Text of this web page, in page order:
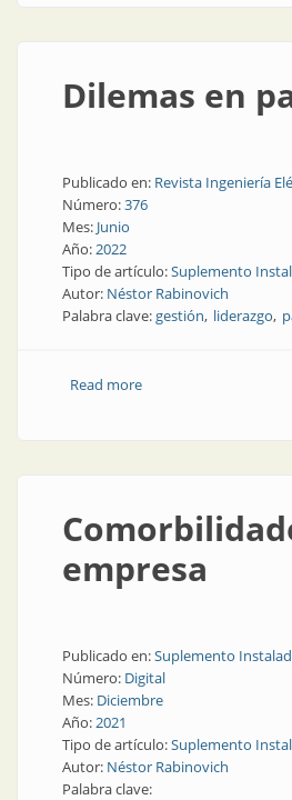
Dilemas en
Publicado en: Revista Ingeniería
Número:376
Mes: Junio
Año:2022
Tipo de artículo:Suplemento
Autor: Néstor Rabinovich
Palabra clave:gestión liderazgo
Read moreabout Dilemas en
empresa
Publicado en:Suplemento
Número: Digital
Mes: Diciembre
Año:2021
Tipo de artículo:Suplemento
Autor: Néstor Rabinovich
Palabra clave: